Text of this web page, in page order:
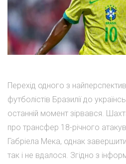
Перехід одного з
футболістів Бразилії до
останній момент зірвався.
про трансфер 18-річного
Габріела Мека, однак
так і не вдалося. Згідно з